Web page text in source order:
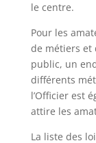
le centre.
Pour les
de métiers et
public, un
différents
l’Officier est
attire les
La liste des